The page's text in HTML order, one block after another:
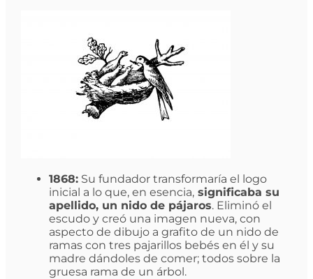
1868:Su fundador transformaría el logo
inicial a lo que, en esencia,significaba su
apellido, un nido de pájaros. Eliminó el
escudo y creó una imagen nueva, con
aspecto de dibujo a grafito de un nido de
ramas con tres pajarillos bebés en él y su
madre dándoles de comer; todos sobre la
gruesa rama de un árbol.